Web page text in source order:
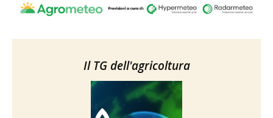
Il TG dell'agricoltura